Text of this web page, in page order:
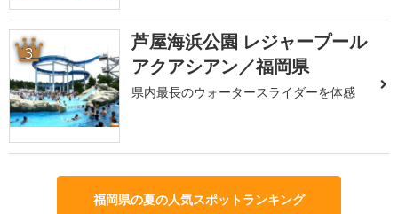
3
芦屋海浜公園 レジャープール
アクアシアン／福岡県
県内最長のウォータースライダーを体感
福岡県の夏の人気スポットランキング